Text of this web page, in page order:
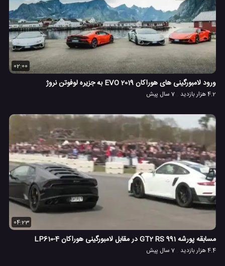
02:00
ورود لامبورگینی های هوراکان EVO 2019 به جزیره لوفوتن نروژ
4.2 هزار بازدید 7 سال پیش
04:23
مسابقه پورشه 991 GT2 RS در مقابل لامبورگینی هوراکان LP610-4
4.4 هزار بازدید 7 سال پیش